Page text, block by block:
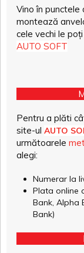
Vino în punctele
montează
cele vechi le
AUTO SOFT
Pentru a plăti
site-ul AUTO
următoarele
alegi:
Numerar la
Plata online
Bank, Alpha
Bank)